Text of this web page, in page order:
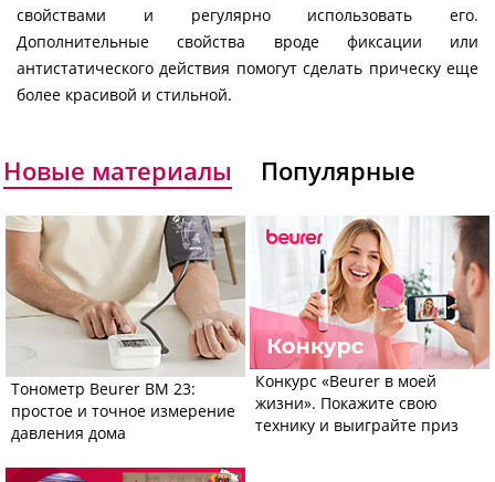
свойствами и регулярно использовать его.
Дополнительные свойства вроде фиксации или
антистатического действия помогут сделать прическу еще
более красивой и стильной.
Новые материалы Популярные
Тонометр Beurer BM 23:
простое и точное измерение
давления дома
Конкурс «Beurer в моей
жизни». Покажите свою
технику и выиграйте приз